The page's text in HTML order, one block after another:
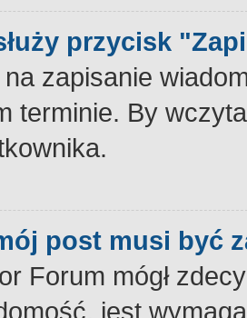
przycisk
zapisanie
terminie. By
post musi być
Forum mógł
jest